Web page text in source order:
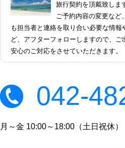
旅行契約を頂戴致しま
ご予約内容の変更など
も担当者と連絡を取り合い必要な情報
ど、アフターフォローしますので、ご
安心のご対応をさせていただきます。
042-
月～金 10:00～18:00（土日祝休）